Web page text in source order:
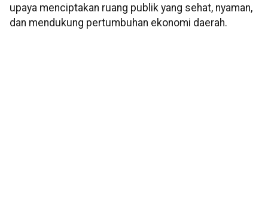
upaya menciptakan ruang publik yang sehat, nyaman,
dan mendukung pertumbuhan ekonomi daerah.